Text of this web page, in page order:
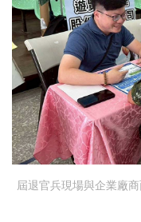
屆退官兵現場與企業廠